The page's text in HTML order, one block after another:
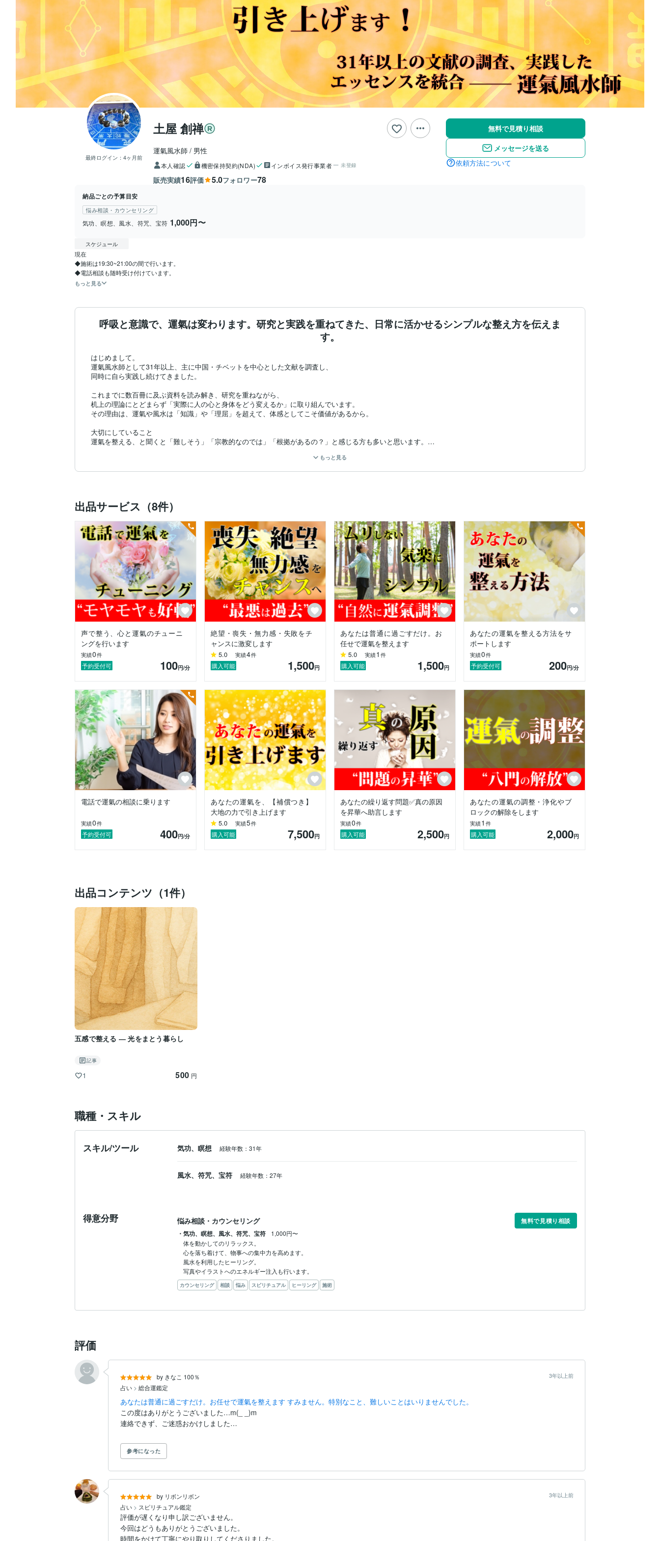
最終ログイン： 4ヶ月前
土屋 創禅
運氣風水師 男性
本人確認 機密保持契約(NDA) インボイス発行事業者 未登録
販売実績16評価 5.0フォロワー78
無料で見積り相談
メッセージを送る
依頼方法について
納品ごとの予算目安
悩み相談・カウンセリング
気功、瞑想、風水、符咒、宝符 1,000円〜
スケジュール
現在
◆施術は19:30~21:00の間で行います。
◆電話相談も随時受け付けています。
もっと見る
呼吸と意識で、運氣は変わります。研究と実践を重ねてきた、日常に活かせるシンプルな整え方を伝えま
す。
はじめまして。
運氣風水師として31年以上、主に中国・チベットを中心とした文献を調査し、
同時に自ら実践し続けてきました。
これまでに数百冊に及ぶ資料を読み解き、研究を重ねながら、
机上の理論にとどまらず「実際に人の心と身体をどう変えるか」に取り組んでいます。
その理由は、運氣や風水は「知識」や「理屈」を超えて、体感としてこそ価値があるから。
大切にしていること
運氣を整える、と聞くと「難しそう」「宗教的なのでは」「根拠があるの？」と感じる方も多いと思います。
◆身体をゆるめ、心を整えるヒーリング
緊張や不安は、身体のこわばりとして現れます。
呼吸を深め、全身をゆるめることで、思考や感情も静かに整いはじめます。
施術やセッションでは、ただ“リラックスする”だけではなく、
「自分の本当の感覚」に戻る体験を重視しています。
◆潜在意識に働きかける運氣調整
「どうせ私なんて」「また失敗するかも」といった思い込みは、運氣の流れをせき止めてしまいます。
古代の叡智と現代的な心理アプローチを融合し、
潜在意識に刻まれた古いプログラムをほどいていく方法をお伝えします。
◆セルフケアと日常実践のアドバイス
一度の施術やセッションだけでなく、日常にどう取り入れるかが大切です。
「疲れているときはこの呼吸法」「不安を感じたらこのルール」など、
あなたの生活に合わせた実践法をお伝えします。
これにより、セッションが終わった後も自分で自分を整えられる力が育ちます。
多くの方が「私は運が悪い」「努力しても報われない」と感じています。
これまで向き合ってきて分かったのは、”不運の原因はあなた自身ではない”ということです。
環境や人間関係、目に見えない流れが複雑に絡み合い、心身が疲れ果てていただけ。
そこに気づき、ひとつずつほどいていくだけで、本来の力は自然と動き出します。
机上の空論ではなく、実際に効果を体感できるシンプルな方法だから
「難しい理屈より、実感を持って生きたい」
「一時的な癒しではなく、長期的に心と体を整えたい」
そんな方に、お役に立てます。
もし、今のあなたが
余裕を失っている
「もっと自然体で生きたい」と願っている
そんな状態なら、私は全力で寄り添います。
あなたの中にすでにある「大地の力」「自然のリズム」を取り戻すお手伝いをさせてください。
もっと見る
出品サービス（8件）
声で整う、心と運氣のチューニ
ングを行います
実績0件
予約受付可 100円/分
絶望・喪失・無力感・失敗をチ
ャンスに激変します
5.0 実績4件
購入可能 1,500円
あなたは普通に過ごすだけ。お
任せで運氣を整えます
5.0 実績1 件
購入可能 1,500円
あなたの運氣を整える方法をサ
ポートします
実績0件
予約受付可 200円/分
電話で運氣の相談に乗ります
実績0件
予約受付可 400円/分
あなたの運氣を、【補償つき】
大地の力で引き上げます
5.0 実績5件
購入可能 7,500円
あなたの繰り返す問題✅真の原因
を昇華へ助言します
実績0件
購入可能 2,500円
あなたの運氣の調整・浄化やブ
ロックの解除をします
実績1 件
購入可能 2,000円
出品コンテンツ（1件）
五感で整える ― 光をまとう暮らし
記事
1 500 円
職種・スキル
スキル/ツール 気功、瞑想 経験年数：31年
風水、符咒、宝符 経験年数：27年
得意分野 悩み相談・カウンセリング
無料で見積り相談
・気功、瞑想、風水、符咒、宝符
1,000円〜
体を動かしてのリラックス。
心を落ち着けて、物事への集中力を高めます。
風水を利用したヒーリング。
写真やイラストへのエネルギー注入も行います。
カウンセリング 相談 悩み スピリチュアル ヒーリング 施術
評価
by きなこ 100％ 3年以上前
占い > 総合運鑑定
あなたは普通に過ごすだけ。お任せで運氣を整えます すみません。特別なこと、難しいことはいりませんでした。
この度はありがとうございました…m(_ _)m
参考になった
by リボンリボン 3年以上前
占い > スピリチュアル鑑定
評価が遅くなり申し訳ございません。
今回はどうもありがとうございました。
時間をかけて丁寧にやり取りしてくださりました。